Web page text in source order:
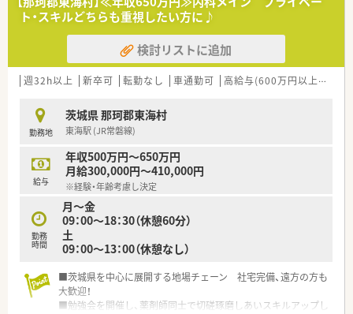
トのポジションも増えます。
■在宅や教育等の専門性を活かせるスペシャリストを目指すこ
とも可能です。
■その他にも、管理部門や商品部門等の本社スタッフなど活動領
域は多種多様です。
■在宅実施店舗は年々増加しており、在宅医療へもしっかりと関
■育児休暇は3歳まで取得が可能で、時短制度は小学5年生まで
時短勤務ができるよう変更予定です。
■年間休日が120日とワークライフバランスが整っています
■日用品から常備薬まで、従業員割引制度など嬉しいメリットも
たくさんあります！
ト・スキルどちらも重視したい方に♪
検討リストに追加
週32h以上 新卒可 転勤なし 車通勤可 高給与(600万円以上)
勤務地
茨城県 那珂郡東海村
東海駅 (JR常磐線)
給与
年収500万円～650万円
月給300,000円～410,000円
※経験・年齢考慮し決定
勤務
時間
月～金
09：00～18：30（休憩60分）
土
09：00～13：00（休憩なし）
■茨城県を中心に展開する地場チェーン 社宅完備、遠方の方も
大歓迎！
■勉強会を開催し、薬剤師同士で切磋琢磨しあいスキルアップし